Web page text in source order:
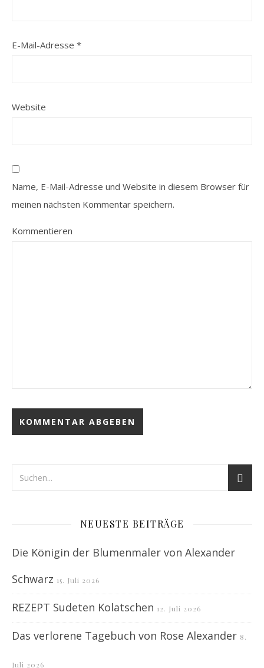
E-Mail-Adresse *
Website
Name, E-Mail-Adresse und Website in diesem Browser für
meinen nächsten Kommentar speichern.
Kommentieren
NEUESTE BEITRÄGE
Die Königin der Blumenmaler von Alexander
Schwarz 15. Juli 2026
REZEPT Sudeten Kolatschen 12. Juli 2026
Das verlorene Tagebuch von Rose Alexander 8.
Juli 2026